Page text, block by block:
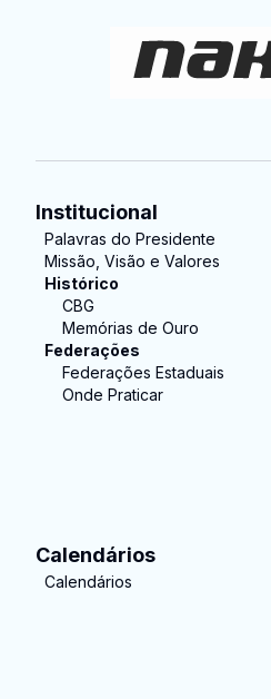
Institucional
Palavras do Presidente
Missão, Visão e Valores
Histórico
CBG
Memórias de Ouro
Federações
Federações Estaduais
Onde Praticar
Calendários
Calendários